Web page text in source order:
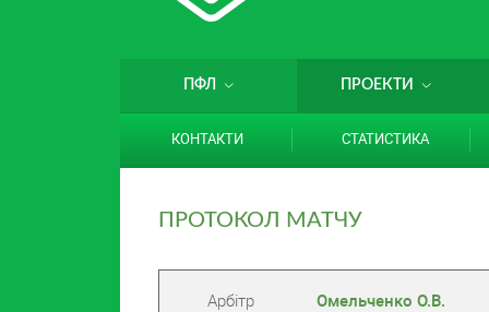
ПФЛ ПРОЕКТИ
КОНТАКТИ СТАТИСТИКА
ПРОТОКОЛ МАТЧУ
Арбітр
Омельченко О.В.